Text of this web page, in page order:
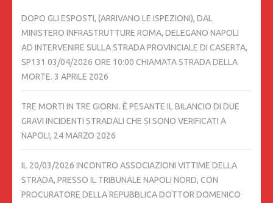
DOPO GLI ESPOSTI, (ARRIVANO LE ISPEZIONI), DAL
MINISTERO INFRASTRUTTURE ROMA, DELEGANO NAPOLI
AD INTERVENIRE SULLA STRADA PROVINCIALE DI CASERTA,
SP131 03/04/2026 ORE 10:00 CHIAMATA STRADA DELLA
MORTE. 3 APRILE 2026
TRE MORTI IN TRE GIORNI. È PESANTE IL BILANCIO DI DUE
GRAVI INCIDENTI STRADALI CHE SI SONO VERIFICATI A
NAPOLI, 24 MARZO 2026
IL 20/03/2026 INCONTRO ASSOCIAZIONI VITTIME DELLA
STRADA, PRESSO IL TRIBUNALE NAPOLI NORD, CON
PROCURATORE DELLA REPUBBLICA DOTTOR DOMENICO